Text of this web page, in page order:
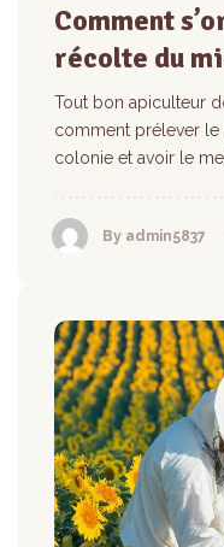
Comment
récolte du
Tout bon apiculteur
comment prélever
colonie et avoir le
By admin5837